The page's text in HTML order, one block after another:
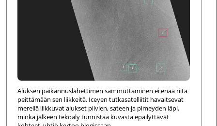
Aluksen paikannuslähettimen sammuttaminen ei enää riitä
peittämään sen liikkeitä. Iceyen tutkasatelliitit havaitsevat
merellä liikkuvat alukset pilvien, sateen ja pimeyden läpi,
minkä jälkeen tekoäly tunnistaa kuvasta epäilyttävät